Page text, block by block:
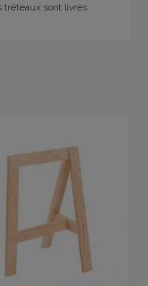
tréteaux sont livrés